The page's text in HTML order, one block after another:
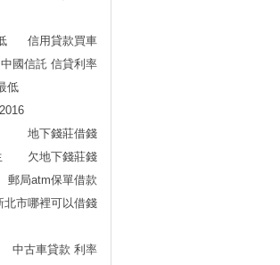
信用貸款買車
中國信託 信貸利率
低
地下錢莊借錢
欠地下錢莊錢
郵局atm保單借款
北市哪裡可以借錢
中古車貸款 利率